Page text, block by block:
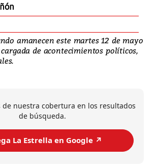
amanecen este martes 12 de mayo
de acontecimientos políticos,
de nuestra cobertura en los resultados
de búsqueda.
La Estrella en Google ↗️